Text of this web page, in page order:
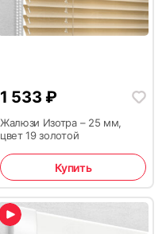
1 533 ₽
Жалюзи Изотра – 25 мм,
цвет 19 золотой
Купить